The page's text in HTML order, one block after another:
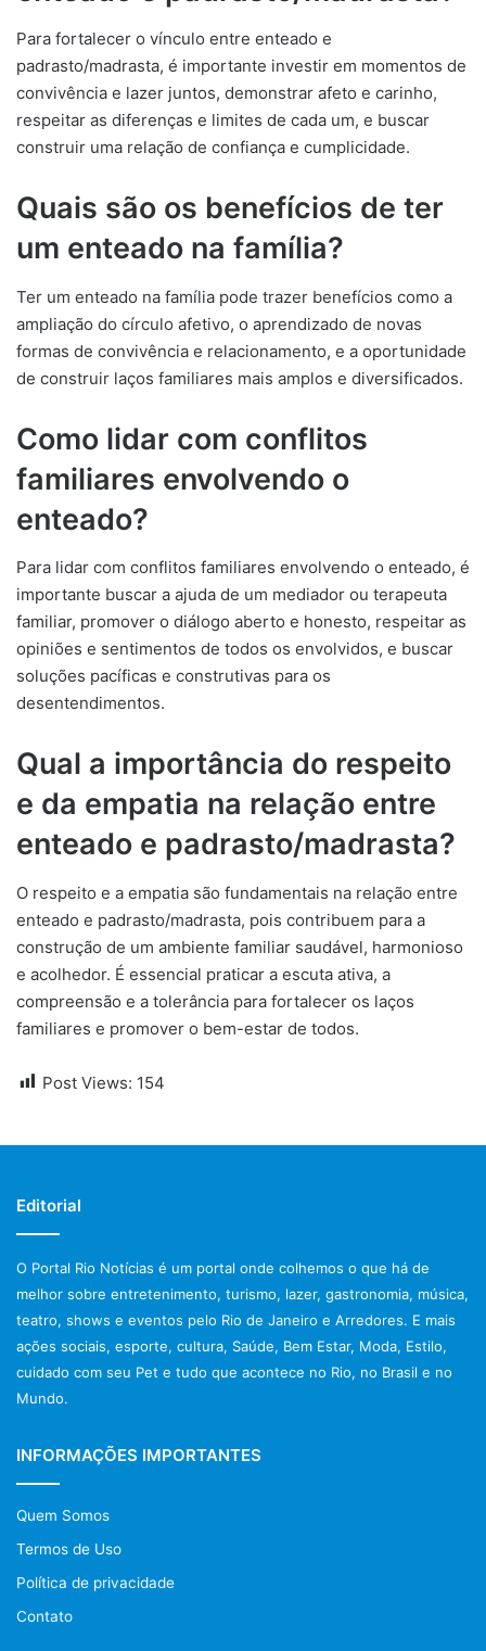
Para fortalecer o vínculo entre enteado e
padrasto/madrasta, é importante investir em momentos de
convivência e lazer juntos, demonstrar afeto e carinho,
respeitar as diferenças e limites de cada um, e buscar
construir uma relação de confiança e cumplicidade.
Quais são os benefícios de ter
um enteado na família?
Ter um enteado na família pode trazer benefícios como a
ampliação do círculo afetivo, o aprendizado de novas
formas de convivência e relacionamento, e a oportunidade
de construir laços familiares mais amplos e diversificados.
Como lidar com conflitos
familiares envolvendo o
enteado?
Para lidar com conflitos familiares envolvendo o enteado, é
importante buscar a ajuda de um mediador ou terapeuta
familiar, promover o diálogo aberto e honesto, respeitar as
opiniões e sentimentos de todos os envolvidos, e buscar
soluções pacíficas e construtivas para os
desentendimentos.
Qual a importância do respeito
e da empatia na relação entre
enteado e padrasto/madrasta?
O respeito e a empatia são fundamentais na relação entre
enteado e padrasto/madrasta, pois contribuem para a
construção de um ambiente familiar saudável, harmonioso
e acolhedor. É essencial praticar a escuta ativa, a
compreensão e a tolerância para fortalecer os laços
familiares e promover o bem-estar de todos.
Post Views: 154
Editorial
O Portal Rio Notícias é um portal onde colhemos o que há de
melhor sobre entretenimento, turismo, lazer, gastronomia, música,
teatro, shows e eventos pelo Rio de Janeiro e Arredores. E mais
ações sociais, esporte, cultura, Saúde, Bem Estar, Moda, Estilo,
cuidado com seu Pet e tudo que acontece no Rio, no Brasil e no
Mundo.
INFORMAÇÕES IMPORTANTES
Quem Somos
Termos de Uso
Política de privacidade
Contato